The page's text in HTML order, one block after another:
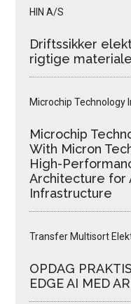
HIN A/S
Driftssikker
rigtige
Microchip Technology
Microchip
With Micron
High-
Architecture for
Infrastructure
Transfer Multisort
OPDAG
EDGE AI MED